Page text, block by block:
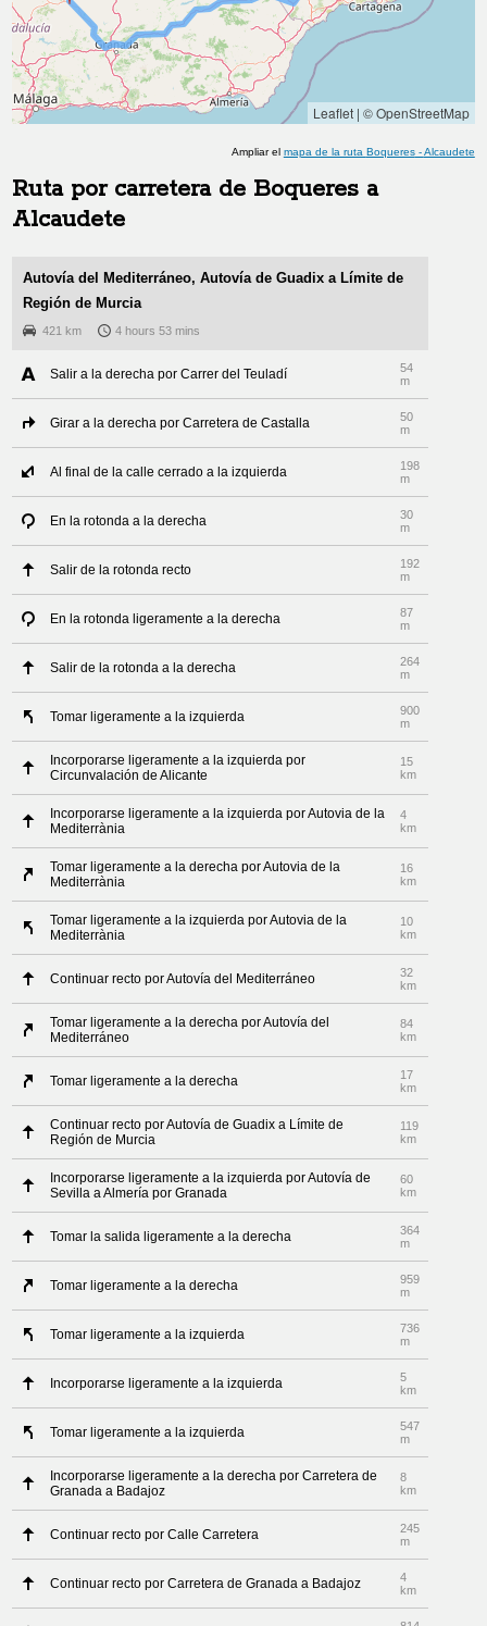
Leaflet| © OpenStreetMap
Ampliar el mapa de la ruta Boqueres-Alcaudete
Ruta por carretera de Boqueres a
Alcaudete
Autovía del Mediterráneo, Autovía de Guadix a Límite de
Región de Murcia
421 km 4 hours 53 mins
Salir a la derecha por Carrer del Teuladí
54
m
Girar a la derecha por Carretera de Castalla
50
m
Al final de la calle cerrado a la izquierda
198
m
En la rotonda a la derecha
30
m
Salir de la rotonda recto
192
m
En la rotonda ligeramente a la derecha
87
m
Salir de la rotonda a la derecha
264
m
Tomar ligeramente a la izquierda
900
m
Incorporarse ligeramente a la izquierda por
Circunvalación de Alicante
15
km
Incorporarse ligeramente a la izquierda por Autovia de la
Mediterrània
4
km
Tomar ligeramente a la derecha por Autovia de la
Mediterrània
16
km
Tomar ligeramente a la izquierda por Autovia de la
Mediterrània
10
km
Continuar recto por Autovía del Mediterráneo
32
km
Tomar ligeramente a la derecha por Autovía del
Mediterráneo
84
km
Tomar ligeramente a la derecha
17
km
Continuar recto por Autovía de Guadix a Límite de
Región de Murcia
119
km
Incorporarse ligeramente a la izquierda por Autovía de
Sevilla a Almería por Granada
60
km
Tomar la salida ligeramente a la derecha
364
m
Tomar ligeramente a la derecha
959
m
Tomar ligeramente a la izquierda
736
m
Incorporarse ligeramente a la izquierda
5
km
Tomar ligeramente a la izquierda
547
m
Incorporarse ligeramente a la derecha por Carretera de
Granada a Badajoz
8
km
Continuar recto por Calle Carretera
245
m
Continuar recto por Carretera de Granada a Badajoz
4
km